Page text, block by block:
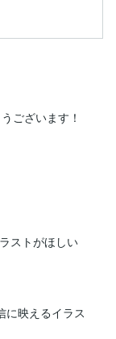
ございます！
ストがほしい
映えるイラス